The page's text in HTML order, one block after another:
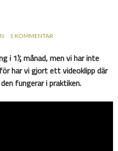
1 KOMMENTAR
i 1½ månad, men vi har inte
har vi gjort ett videoklipp där
fungerar i praktiken.